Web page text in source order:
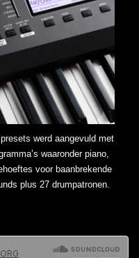
werd aangevuld met
waaronder piano,
voor baanbrekende
plus 27 drumpatronen.